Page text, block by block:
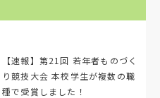
【速報】第21回 若年者ものづく
り競技大会 本校学生が複数の職
種で受賞しました！